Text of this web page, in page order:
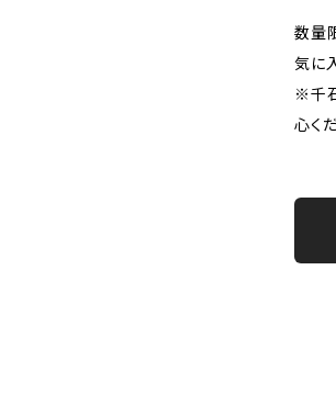
数量
気に
※千
心く